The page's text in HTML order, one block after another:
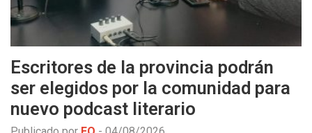
Escritores de la provincia podrán
ser elegidos por la comunidad para
nuevo podcast literario